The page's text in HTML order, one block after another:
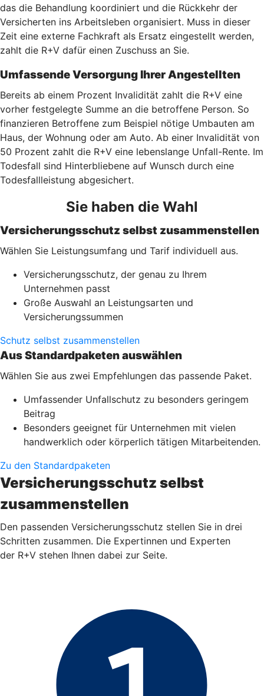
das die Behandlung koordiniert und die Rückkehr der
Versicherten ins Arbeitsleben organisiert. Muss in dieser
Zeit eine externe Fachkraft als Ersatz eingestellt werden,
zahlt die R+V dafür einen Zuschuss an Sie.
Umfassende Versorgung Ihrer Angestellten
Bereits ab einem Prozent Invalidität zahlt die R+V eine
vorher festgelegte Summe an die betroffene Person. So
finanzieren Betroffene zum Beispiel nötige Umbauten am
Haus, der Wohnung oder am Auto. Ab einer Invalidität von
50 Prozent zahlt die R+V eine lebenslange Unfall-Rente. Im
Todesfall sind Hinterbliebene auf Wunsch durch eine
Todesfallleistung abgesichert.
Sie haben die Wahl
Versicherungsschutz selbst zusammenstellen
Wählen Sie Leistungsumfang und Tarif individuell aus.
Versicherungsschutz, der genau zu Ihrem
Unternehmen passt
Große Auswahl an Leistungsarten und
Versicherungssummen
Schutz selbst zusammenstellen
Aus Standardpaketen auswählen
Wählen Sie aus zwei Empfehlungen das passende Paket.
Umfassender Unfallschutz zu besonders geringem
Beitrag
Besonders geeignet für Unternehmen mit vielen
handwerklich oder körperlich tätigen Mitarbeitenden.
Zu den Standardpaketen
Versicherungsschutz selbst
zusammenstellen
Den passenden Versicherungsschutz stellen Sie in drei
Schritten zusammen. Die Expertinnen und Experten
der R+V stehen Ihnen dabei zur Seite.